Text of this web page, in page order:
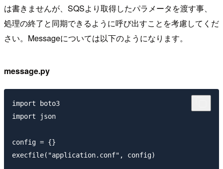
は書きませんが、SQSより取得したパラメータを渡す事、
処理の終了と同期できるように呼び出すことを考慮してくだ
さい。Messageについては以下のようになります。
message.py
import boto3
import json
config = {}
execfile("application.conf", config)